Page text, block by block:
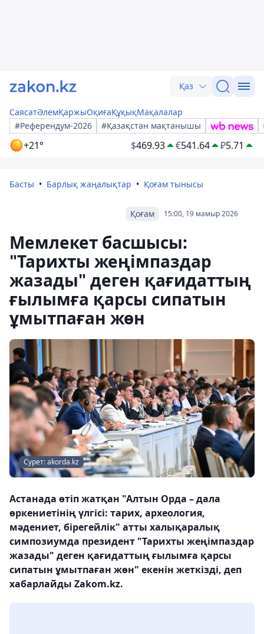
Қаз
СаясатӘлемҚаржыОқиғаҚұқықМақалалар
#Референдум-2026
#Қазақстан мақтанышы
+21° $469.93 €541.64 ₽5.71
Басты Барлық жаңалықтар Қоғам тынысы
15:00, 19 мамыр 2026
Қоғам
Мемлекет басшысы:
"Тарихты жеңімпаздар
жазады" деген қағидаттың
ғылымға қарсы сипатын
ұмытпаған жөн
Сурет: akorda.kz
Астанада өтіп жатқан "Алтын Орда – дала
өркениетінің үлгісі: тарих, археология,
мәдениет, бірегейлік" атты халықаралық
симпозиумда президент "Тарихты жеңімпаздар
жазады" деген қағидаттың ғылымға қарсы
сипатын ұмытпаған жөн" екенін жеткізді, деп
хабарлайды Zakom.kz.